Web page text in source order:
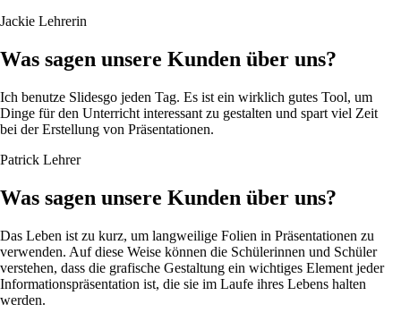
Jackie Lehrerin
Was sagen unsere Kunden über uns?
Ich benutze Slidesgo jeden Tag. Es ist ein wirklich gutes Tool, um
Dinge für den Unterricht interessant zu gestalten und spart viel Zeit
bei der Erstellung von Präsentationen.
Patrick Lehrer
Was sagen unsere Kunden über uns?
Das Leben ist zu kurz, um langweilige Folien in Präsentationen zu
verwenden. Auf diese Weise können die Schülerinnen und Schüler
verstehen, dass die grafische Gestaltung ein wichtiges Element jeder
Informationspräsentation ist, die sie im Laufe ihres Lebens halten
werden.